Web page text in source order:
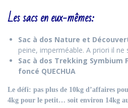
Les sacs en eux-mêmes:
Sac à dos Nature et
peine, imperméable. A priori il ne
Sac à dos Trekking Symbium
foncé QUECHUA
Le défi: pas plus de 10kg d’affaires
4kg pour le petit… soit environ 14kg